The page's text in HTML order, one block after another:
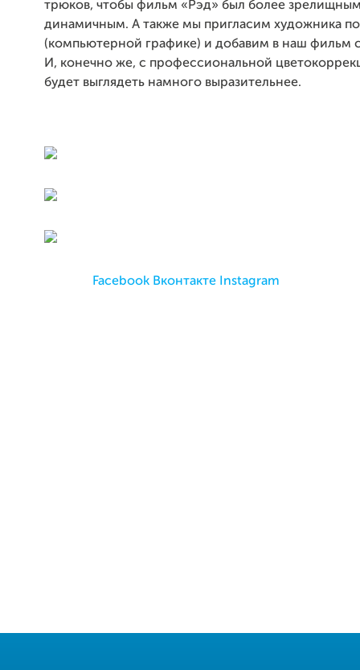
трюков, чтобы фильм «Рэд» был более
динамичным. А также мы пригласим художника по
(компьютерной графике) и добавим в наш фильм
И, конечно же, с профессиональной
будет выглядеть намного выразительнее.
Facebook Вконтакте Instagram